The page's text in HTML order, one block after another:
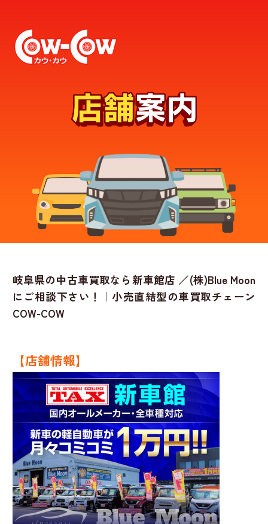
岐阜県の中古車買取なら新車館店 ／(株)Blue Moon
にご相談下さい！｜小売直結型の車買取チェーン
COW-COW
【店舗情報】